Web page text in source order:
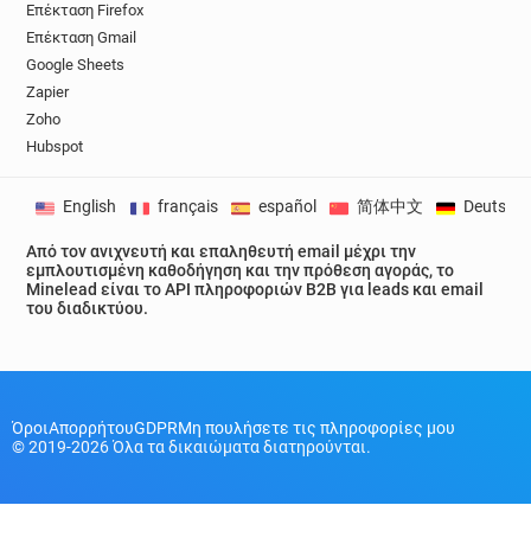
Επέκταση Firefox
Επέκταση Gmail
Google Sheets
Zapier
Zoho
Hubspot
Από τον ανιχνευτή και επαληθευτή email μέχρι την
εμπλουτισμένη καθοδήγηση και την πρόθεση αγοράς, το
Minelead είναι το API πληροφοριών B2B για leads και email
του διαδικτύου.
English français español 简体中文 Deutsch
ΌροιΑπορρήτουGDPRΜη πουλήσετε τις πληροφορίες μου
© 2019-2026 Όλα τα δικαιώματα διατηρούνται.